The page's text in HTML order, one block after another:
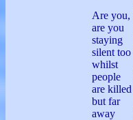
Are you,
are you
staying
silent too
whilst
people
are killed
but far
away